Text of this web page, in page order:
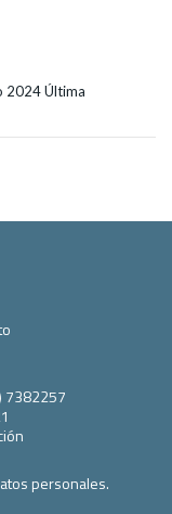
2024Última
7382257
personales.